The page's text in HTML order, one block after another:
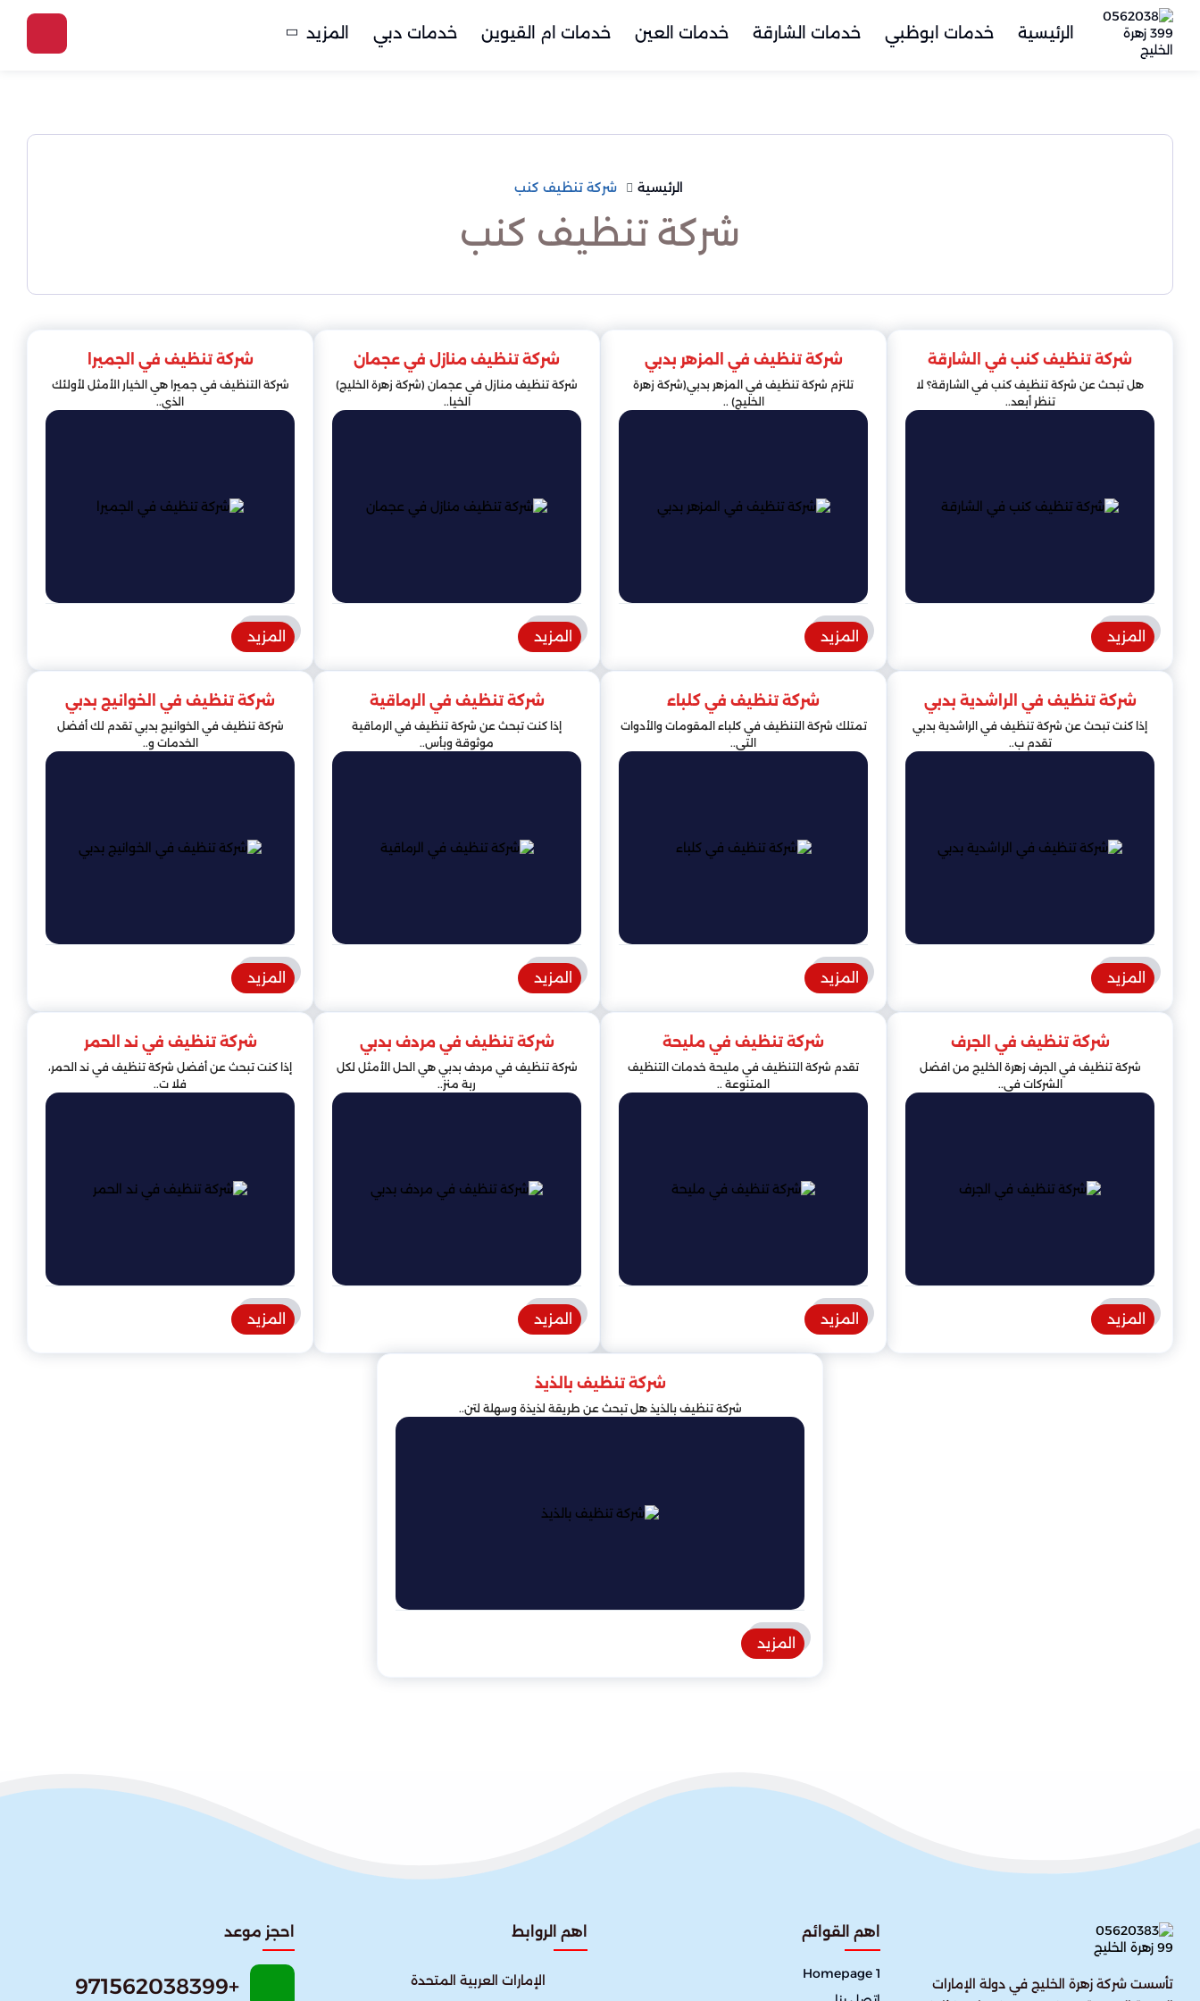
الرئيسية خدمات ابوظبي خدمات الشارقة خدمات العين خدمات ام القيوين خدمات دبي المزيد
الرئيسية شركة تنظيف كنب
شركة تنظيف كنب
شركة تنظيف كنب في الشارقة
هل تبحث عن شركة تنظيف كنب في الشارقة؟ لا
تنظر أبعد..
المزيد
شركة تنظيف في المزهر بدبي
تلتزم شركة تنظيف في المزهر بدبي(شركة زهرة
الخليج) ..
المزيد
شركة تنظيف منازل في عجمان
شركة تنظيف منازل في عجمان (شركة زهرة الخليج)
الخيا..
المزيد
شركة تنظيف في الجميرا
شركة التنظيف في جميرا هي الخيار الأمثل لأولئك
الذي..
المزيد
شركة تنظيف في الراشدية بدبي
إذا كنت تبحث عن شركة تنظيف في الراشدية بدبي
تقدم ب..
المزيد
شركة تنظيف في كلباء
تمتلك شركة التنظيف في كلباء المقومات والأدوات
التي..
المزيد
شركة تنظيف في الرماقية
إذا كنت تبحث عن شركة تنظيف في الرماقية
موثوقة وبأس..
المزيد
شركة تنظيف في الخوانيج بدبي
شركة تنظيف في الخوانيج بدبي تقدم لك أفضل
الخدمات و..
المزيد
شركة تنظيف في الجرف
شركة تنظيف في الجرف زهرة الخليج من افضل
الشركات في..
المزيد
شركة تنظيف في مليحة
تقدم شركة التنظيف في مليحة خدمات التنظيف
المتنوعة ..
المزيد
شركة تنظيف في مردف بدبي
شركة تنظيف في مردف بدبي هي الحل الأمثل لكل
ربة منز..
المزيد
شركة تنظيف في ند الحمر
إذا كنت تبحث عن أفضل شركة تنظيف في ند الحمر،
فلا ت..
المزيد
شركة تنظيف بالذيذ
شركة تنظيف بالذيذ هل تبحث عن طريقة لذيذة وسهلة لتن..
المزيد
تأسست شركة زهرة الخليج في دولة الإمارات
اهم القوائم
Homepage 1
اهم الروابط
الإمارات العربية المتحدة
احجز موعد
+971562038399